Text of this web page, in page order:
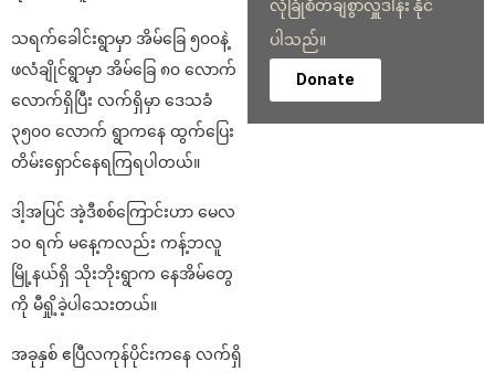
သရက်ခေါင်းရွာမှာ အိမ်ခြေ ၅၀၀နဲ့
ဖလံချိုင်ရွာမှာ အိမ်ခြေ ၈၀ လောက်
လောက်ရှိပြီး လက်ရှိမှာ ဒေသခံ
၃၅၀၀ လောက် ရွာကနေ ထွက်ပြေး
တိမ်းရှောင်နေရကြရပါတယ်။
ဒါ့အပြင် အဲ့ဒီစစ်ကြောင်းဟာ မေလ
၁၀ ရက် မနေ့ကလည်း ကန့်ဘလူ
မြို့နယ်ရှိ သိုးဘိုးရွာက နေအိမ်တွေ
ကို မီရှို့ခဲ့ပါသေးတယ်။
အခုနှစ် ဧပြီလကုန်ပိုင်းကနေ လက်ရှိ
လုံခြုံစိတ်ချစွာလှူဒါန်း နိုင်
ပါသည်။
Donate